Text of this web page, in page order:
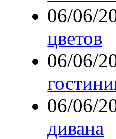
06/06/
цветов
06/06/
06/06/
дивана